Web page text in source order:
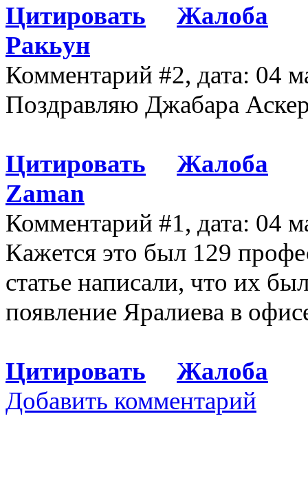
Цитировать
Жалоба
Ракьун
Комментарий #2, дата: 04
Поздравляю Джабара
Цитировать
Жалоба
Zaman
Комментарий #1, дата: 04
Кажется это был 129
статье написали, что их
появление Яралиева в
Цитировать
Жалоба
Добавить комментарий